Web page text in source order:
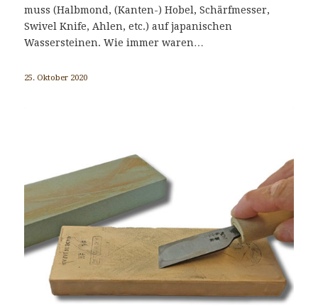
muss (Halbmond, (Kanten-) Hobel, Schärfmesser,
Swivel Knife, Ahlen, etc.) auf japanischen
Wassersteinen. Wie immer waren…
25. Oktober 2020